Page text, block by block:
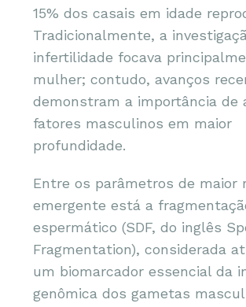
15% dos casais em idade
Tradicionalmente, a
infertilidade focava
mulher; contudo, avanços
demonstram a importância de
fatores masculinos em maior
profundidade.
Entre os parâmetros de maior
emergente está a
espermático (SDF, do inglês
Fragmentation), considerada
um biomarcador essencial da
genômica dos gametas